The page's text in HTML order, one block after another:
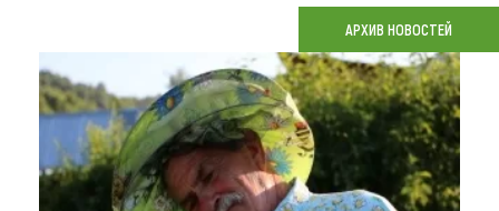
О регионе
Коллекция впечатлений
Другие рубрики
АРХИВ НОВОСТЕЙ